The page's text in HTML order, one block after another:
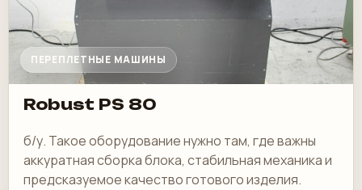
ПЕРЕПЛЕТНЫЕ МАШИНЫ
Robust PS 80
б/у. Такое оборудование нужно там, где важны
аккуратная сборка блока, стабильная механика и
предсказуемое качество готового изделия.